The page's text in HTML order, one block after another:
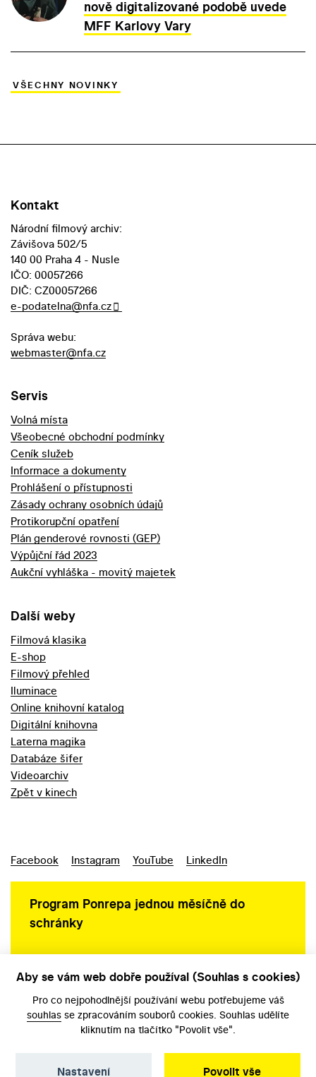
nově digitalizované podobě uvede
MFF Karlovy Vary
VŠECHNY NOVINKY
Kontakt
Národní filmový archiv:
Závišova 502/5
140 00 Praha 4 - Nusle
IČO: 00057266
DIČ: CZ00057266
e-podatelna@nfa.cz
Správa webu:
webmaster@nfa.cz
Servis
Volná místa
Všeobecné obchodní podmínky
Ceník služeb
Informace a dokumenty
Prohlášení o přístupnosti
Zásady ochrany osobních údajů
Protikorupční opatření
Plán genderové rovnosti (GEP)
Výpůjční řád 2023
Aukční vyhláška - movitý majetek
Další weby
Filmová klasika
E-shop
Filmový přehled
Iluminace
Online knihovní katalog
Digitální knihovna
Laterna magika
Databáze šifer
Videoarchiv
Zpět v kinech
Facebook Instagram YouTube LinkedIn
Program Ponrepa jednou měsíčně do
schránky
Aby se vám web dobře používal (Souhlas s cookies)
Pro co nejpohodlnější používání webu potřebujeme váš
souhlas se zpracováním souborů cookies. Souhlas udělíte
kliknutím na tlačítko "Povolit vše".
Povolit vše
Nastavení